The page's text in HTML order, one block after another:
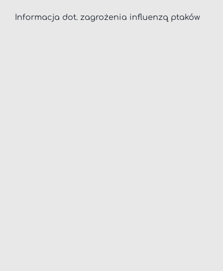
Informacja dot. zagrożenia influenzą ptaków